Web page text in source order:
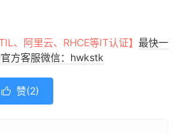
、阿里云、RHCE等IT认证】 最快一
方客服微信：hwkstk
 赞(2)